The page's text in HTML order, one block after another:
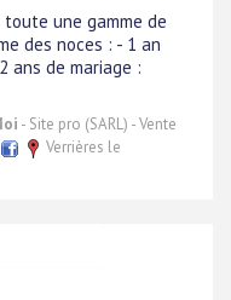
une gamme de
des noces : - 1 an
ans de mariage :
- Site pro (SARL) - Vente
Verrières le